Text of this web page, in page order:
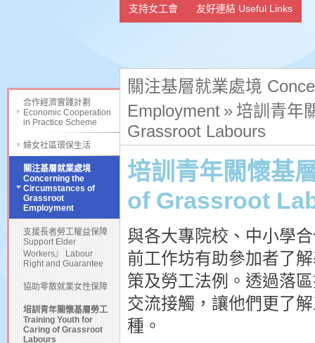
支持女工會 友好連結 Useful Links
合作經濟實踐計劃
Economic Cooperation
in Practice Scheme
婦女社區環保生活
關注基層就業處境
Concerning the
Circumstances of
Grassroot
Employment
支援長者勞工權益保障
Support Elder
Workers』 Labour
Right and Guarantee
協助零散就業女性保障
培訓青年關懷基層勞工
Training Youth for
Caring of Grassroot
Labours
關注基層就業處境
Employment » 培訓青年
Grassroot Labours
培訓青年關懷基
of Grassroot
與各大專院校、中小學
前工作坊有助參加者了
策及勞工法例。透過落
交流接觸，讓他們更了
種。